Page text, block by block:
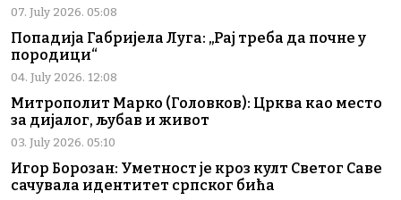
07. July 2026. 05:08
Попадија Габријела Луга: „Рај треба да почне у
породици“
04. July 2026. 12:08
Митрополит Марко (Головков): Црква као место
за дијалог, љубав и живот
03. July 2026. 05:10
Игор Борозан: Уметност је кроз култ Светог Саве
сачувала идентитет српског бића